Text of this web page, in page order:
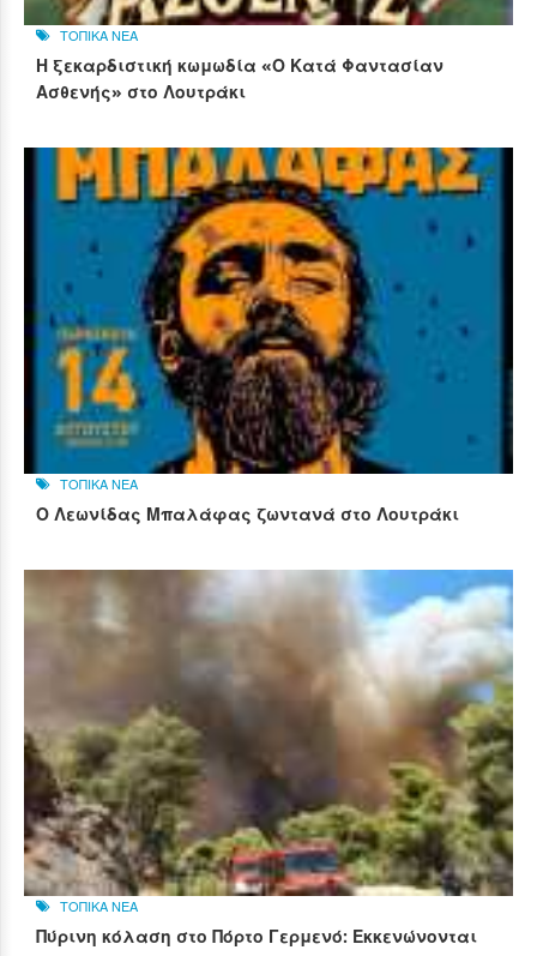
ΤΟΠΙΚΑ ΝΕΑ
Η ξεκαρδιστική κωμωδία «Ο Κατά Φαντασίαν
Ασθενής» στο Λουτράκι
ΤΟΠΙΚΑ ΝΕΑ
Ο Λεωνίδας Μπαλάφας ζωντανά στο Λουτράκι
ΤΟΠΙΚΑ ΝΕΑ
Πύρινη κόλαση στο Πόρτο Γερμενό: Εκκενώνονται